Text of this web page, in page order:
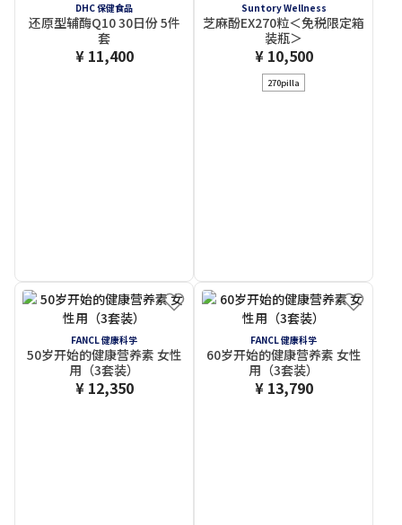
DHC 保健食品
还原型辅酶Q10 30日份 5件
套
¥ 11,400
Suntory Wellness
芝麻酚EX270粒＜免税限定箱
装瓶＞
¥ 10,500
270pilla
FANCL 健康科学
50岁开始的健康营养素 女性
用（3套装）
¥ 12,350
FANCL 健康科学
60岁开始的健康营养素 女性
用（3套装）
¥ 13,790